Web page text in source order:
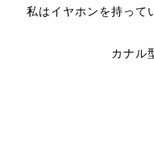
私はイヤホンを持って
カナル